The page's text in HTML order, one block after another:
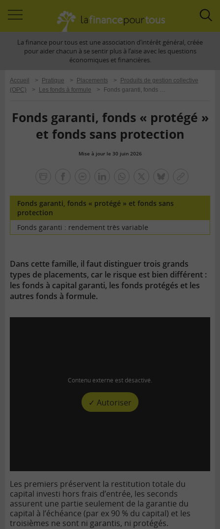
àLa finance pour tous est une association d’intérêt général, créée
pour aider chacun à se sentir plus à l’aise avec les questions
économiques et financières.
Accueil > Pratique > Placements >
Produits de gestion collective
(OPC)
> Les fonds à formule > Fonds garanti, fonds « protégé » et fonds sans protection
Fonds garanti, fonds « protégé »
et fonds sans protection
Mise à jour le 30 juin 2026
tous
Fonds garanti, fonds « protégé » et fonds sans
protection
Fonds garanti : rendement très variable
Dans cette famille, il faut distinguer trois grands
types de placements, car le risque est bien différent :
les fonds à capital garanti, les fonds protégés et les
autres fonds à formule.
Contenu externe est désactivé.
✓ Autoriser
Les premiers préservent la restitution totale du
capital investi hors frais d’entrée, les seconds
assurent une partie seulement de la garantie du
capital à l’échéance (par ex 90 % du capital) et les
troisièmes ne sont ni garantis, ni protégés.